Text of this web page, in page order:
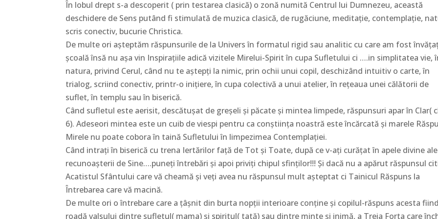
În lobul drept s-a descoperit ( prin testarea clasică) o zonă numită Centrul lui Dumnezeu, această
deschidere de Sens putând fi stimulată de muzica clasică, de rugăciune, meditație, contemplație,
scris conectiv, bucurie Christica.
De multe ori așteptăm răspunsurile de la Univers în formatul rigid sau analitic cu care am fost
școală însă nu așa vin Inspirațiile adică vizitele Mirelui-Spirit în cupa Sufletului ci ….in simplitatea vie,
natura, privind Cerul, când nu te aștepți la nimic, prin ochii unui copil, deschizând intuitiv o carte, în
trialog, scriind conectiv, printr-o inițiere, în cupa colectivă a unui atelier, în rețeaua unei călătorii de
suflet, în templu sau în biserică.
Când sufletul este aerisit, descătușat de greșeli și păcate și mintea limpede, răspunsuri apar în Clar(
6). Adeseori mintea este un cuib de viespi pentru ca conștiința noastră este încărcată și marele
Mirele nu poate cobora în taină Sufletului în limpezimea Contemplației.
Când intrați în biserică cu trena Iertărilor față de Tot și Toate, după ce v-ați curățat în apele divine ale
recunoașterii de Sine….puneți întrebări și apoi priviți chipul sfinților!!! Și dacă nu a apărut răspunsul
Acatistul Sfântului care vă cheamă și veți avea nu răspunsul mult așteptat ci Tainicul Răspuns la
Întrebarea care vă macină.
De multe ori o întrebare care a țâșnit din burta nopții interioare conține și copilul-răspuns acesta fiind
roadă valsului dintre sufletul( mama) și spiritul( tată) sau dintre minte și inimă, a Treia Forta care